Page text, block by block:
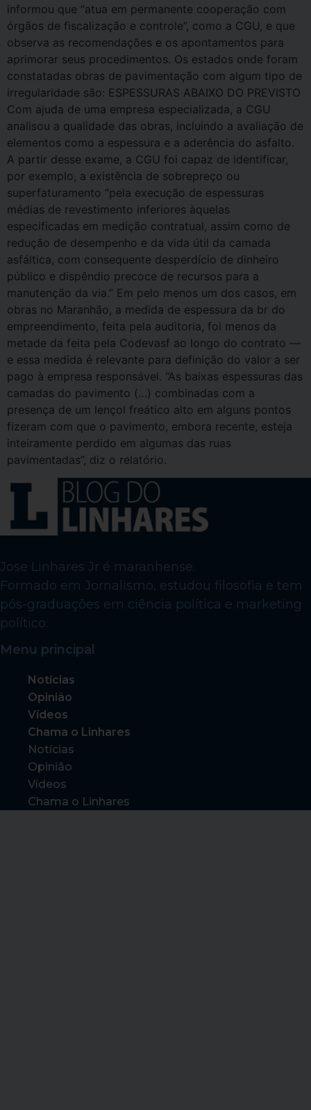
informou que “atua em permanente cooperação com
órgãos de fiscalização e controle”, como a CGU, e que
observa as recomendações e os apontamentos para
aprimorar seus procedimentos. Os estados onde foram
constatadas obras de pavimentação com algum tipo de
irregularidade são: ESPESSURAS ABAIXO DO PREVISTO
Com ajuda de uma empresa especializada, a CGU
analisou a qualidade das obras, incluindo a avaliação de
elementos como a espessura e a aderência do asfalto.
A partir desse exame, a CGU foi capaz de identificar,
por exemplo, a existência de sobrepreço ou
superfaturamento “pela execução de espessuras
médias de revestimento inferiores àquelas
especificadas em medição contratual, assim como de
redução de desempenho e da vida útil da camada
asfáltica, com consequente desperdício de dinheiro
público e dispêndio precoce de recursos para a
manutenção da via.” Em pelo menos um dos casos, em
obras no Maranhão, a medida de espessura da br do
empreendimento, feita pela auditoria, foi menos da
metade da feita pela Codevasf ao longo do contrato —
e essa medida é relevante para definição do valor a ser
pago à empresa responsável. “As baixas espessuras das
camadas do pavimento (…) combinadas com a
presença de um lençol freático alto em alguns pontos
fizeram com que o pavimento, embora recente, esteja
inteiramente perdido em algumas das ruas
pavimentadas”, diz o relatório.
Jose Linhares Jr é maranhense.
Formado em Jornalismo, estudou filosofia e tem
pós-graduações em ciência política e marketing
político.
Menu principal
Notícias
Opinião
Vídeos
Chama o Linhares
Notícias
Opinião
Vídeos
Chama o Linhares